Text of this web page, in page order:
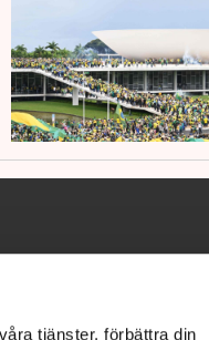
tjänster, förbättra din